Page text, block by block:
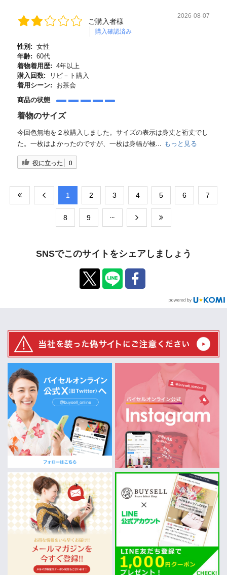
ご購入者様
購入確認済み
2026-08-07
性別: 女性
年齢: 60代
着物着用歴: 4年以上
購入回数:
リピ－ト購入
着用シーン:
お茶会
商品の状態
着物のサイズ
今回色無地を２枚購入しました。サイズの表示は身丈と裄丈でし
た。一枚はよかったのですが、一枚は身幅が極...
もっと見る
役に立った 0
​1 ​2 ​3 ​4 ​5 ​6 ​7
​8 ​9
SNSでこのサイトをシェアしましょう